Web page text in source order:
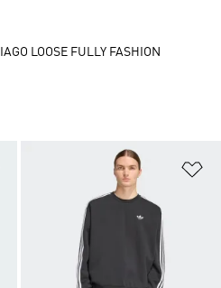
Dodaj do listy życzeń
LOOSE FULLY FASHION